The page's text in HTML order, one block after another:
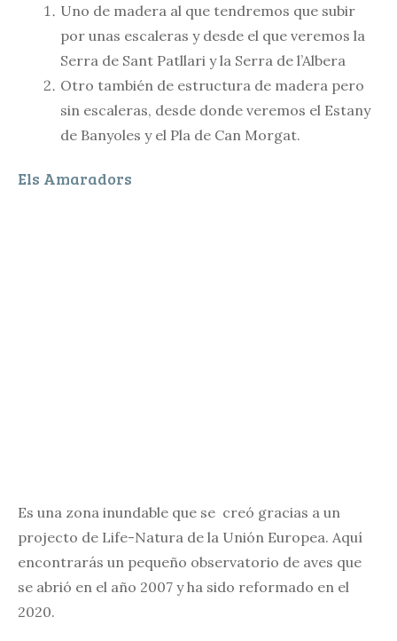
Uno de madera al que tendremos que subir
por unas escaleras y desde el que veremos la
Serra de Sant Patllari y la Serra de l’Albera
Otro también de estructura de madera pero
sin escaleras, desde donde veremos el Estany
de Banyoles y el Pla de Can Morgat.
Els Amaradors
Es una zona inundable que se creó gracias a un
projecto de Life-Natura de la Unión Europea. Aquí
encontrarás un pequeño observatorio de aves que
se abrió en el año 2007 y ha sido reformado en el
2020.